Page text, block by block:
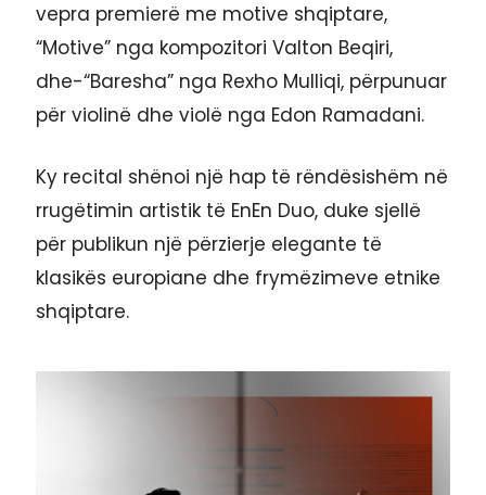
vepra premierë me motive shqiptare,
“Motive” nga kompozitori Valton Beqiri,
dhe-“Baresha” nga Rexho Mulliqi, përpunuar
për violinë dhe violë nga Edon Ramadani.
Ky recital shënoi një hap të rëndësishëm në
rrugëtimin artistik të EnEn Duo, duke sjellë
për publikun një përzierje elegante të
klasikës europiane dhe frymëzimeve etnike
shqiptare.